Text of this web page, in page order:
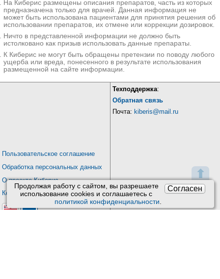
⬆
Согласен
Продолжая работу с сайтом, вы разрешаете
использование сookies и соглашаетесь с
политикой конфиденциальности.
На Киберис размещены описания препаратов, часть из которых
предназначена только для врачей. Данная информация не
может быть использована пациентами для принятия решения об
использовании препаратов, их отмене или коррекции дозировок.
Ничто в представленной информации не должно быть
истолковано как призыв использовать данные препараты.
К Киберис не могут быть обращены претензии по поводу любого
ущерба или вреда, понесенного в результате использования
размещенной на сайте информации.
Пользовательское соглашение
Обработка персональных данных
О проекте Киберис
Контакты
Техподдержка:
Обратная связь
Почта: kiberis@mail.ru